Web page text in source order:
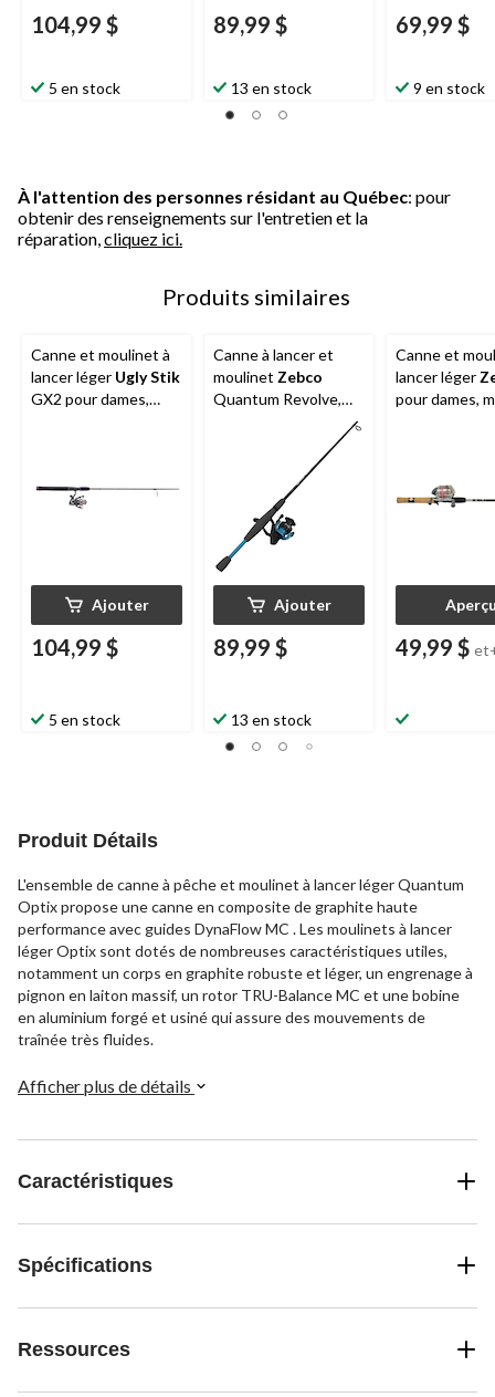
104,99 $
5 en stock
89,99 $
13 en stock
69,99 $
9 en stock
À l'attention des personnes résidant au Québec: pour
obtenir des renseignements sur l'entretien et la
réparation, cliquez ici.
Produits similaires
Canne et moulinet à
lancer léger Ugly Stik
GX2 pour dames,
Ajouter
104,99 $
5 en stock
Canne à lancer et
moulinet Zebco
Quantum Revolve,
Ajouter
89,99 $
13 en stock
Canne et
lancer léger
pour dames,
49,99 $
Produit Détails
L'ensemble de canne à pêche et moulinet à lancer léger Quantum
Optix propose une canne en composite de graphite haute
performance avec guides DynaFlow MC . Les moulinets à lancer
léger Optix sont dotés de nombreuses caractéristiques utiles,
notamment un corps en graphite robuste et léger, un engrenage à
pignon en laiton massif, un rotor TRU-Balance MC et une bobine
en aluminium forgé et usiné qui assure des mouvements de
traînée très fluides.
Afficher plus de détails
Caractéristiques
Spécifications
Ressources